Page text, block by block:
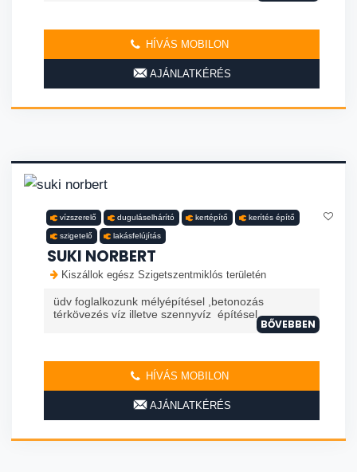
HÍVÁS MOBILON
AJÁNLATKÉRÉS
vízszerelő duguláselhárító kertépítő kerítés építő
szigetelő lakásfelújítás
SUKI NORBERT
Kiszállok egész Szigetszentmiklós területén
üdv foglalkozunk mélyépítésel ,betonozás
térkövezés víz illetve szennyvíz építésel
BŐVEBBEN
HÍVÁS MOBILON
AJÁNLATKÉRÉS